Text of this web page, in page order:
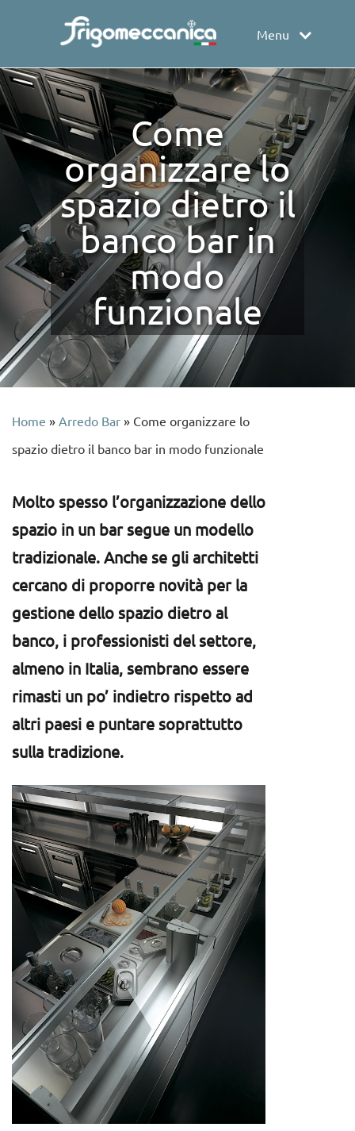
Menu
Come
organizzare lo
spazio dietro il
banco bar in
modo
funzionale
Home » Arredo Bar » Come organizzare lo
spazio dietro il banco bar in modo funzionale
Molto spesso l’organizzazione dello
spazio in un bar segue un modello
tradizionale. Anche se gli architetti
cercano di proporre novità per la
gestione dello spazio dietro al
banco, i professionisti del settore,
almeno in Italia, sembrano essere
rimasti un po’ indietro rispetto ad
altri paesi e puntare soprattutto
sulla tradizione.